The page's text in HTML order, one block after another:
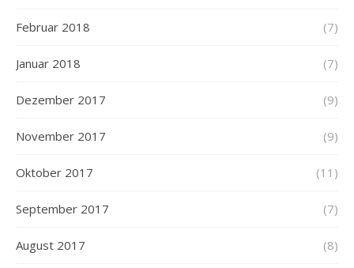
Februar 2018 (7)
Januar 2018 (7)
Dezember 2017 (9)
November 2017 (9)
Oktober 2017 (11)
September 2017 (7)
August 2017 (8)